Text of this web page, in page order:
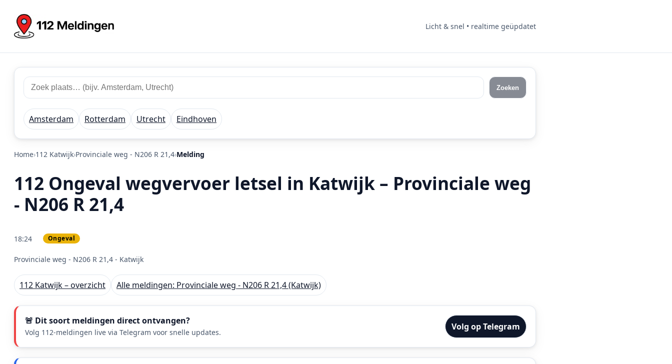
Licht & snel • realtime geüpdatet
Zoek 112 meldingen
Zoek plaats of regio Zoeken
Amsterdam Rotterdam Utrecht Eindhoven
Home 112 Katwijk Provinciale weg - N206 R 21,4 Melding
112 Ongeval wegvervoer letsel in Katwijk – Provinciale weg
- N206 R 21,4
18:24 Ongeval
Provinciale weg - N206 R 21,4 - Katwijk
112 Katwijk – overzicht Alle meldingen: Provinciale weg - N206 R 21,4 (Katwijk)
🚨 Dit soort meldingen direct ontvangen?
Volg 112-meldingen live via Telegram voor snelle updates.
Volg op Telegram